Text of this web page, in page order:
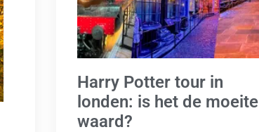
Harry Potter tour in
londen: is het de moeite
waard?